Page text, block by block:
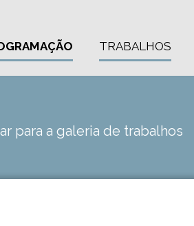
TRABALHOS
para a galeria de trabalhos